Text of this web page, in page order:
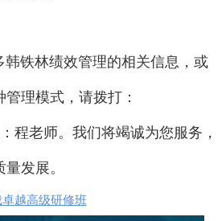
韩铁林绩效管理的相关信息，或
理模式，请拨打：
程老师。我们将竭诚为您服务，
发展。
越高级研修班